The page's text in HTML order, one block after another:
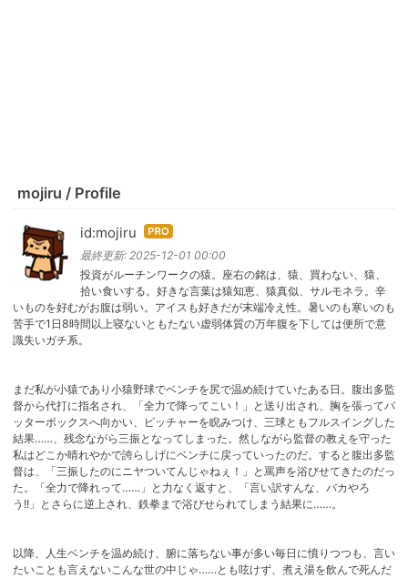
mojiru / Profile
id:mojiru はて
なブ
ログ
Pro
最終更新: 2025-12-01 00:00
投資がルーチンワークの猿。座右の銘は、猿、買わない、猿、
拾い食いする。好きな言葉は猿知恵、猿真似、サルモネラ。辛
いものを好むがお腹は弱い。アイスも好きだが末端冷え性。暑いのも寒いのも
苦手で1日8時間以上寝ないともたない虚弱体質の万年腹を下しては便所で意
識失いガチ系。
まだ私が小猿であり小猿野球でベンチを尻で温め続けていたある日。腹出多監
督から代打に指名され、「全力で降ってこい！」と送り出され、胸を張ってバ
ッターボックスへ向かい、ピッチャーを睨みつけ、三球ともフルスイングした
結果……、残念ながら三振となってしまった。然しながら監督の教えを守った
私はどこか晴れやかで誇らしげにベンチに戻っていったのだ。すると腹出多監
督は、「三振したのにニヤついてんじゃねぇ！」と罵声を浴びせてきたのだっ
た。「全力で降れって……」と力なく返すと、「言い訳すんな、バカやろ
う!!」とさらに逆上され、鉄拳まで浴びせられてしまう結果に……。
以降、人生ベンチを温め続け、腑に落ちない事が多い毎日に憤りつつも、言い
たいことも言えないこんな世の中じゃ……とも呟けず、煮え湯を飲んで死んだ